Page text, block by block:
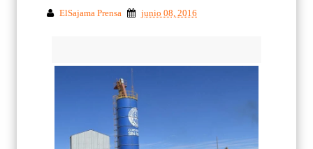
ElSajama Prensa junio 08, 2016